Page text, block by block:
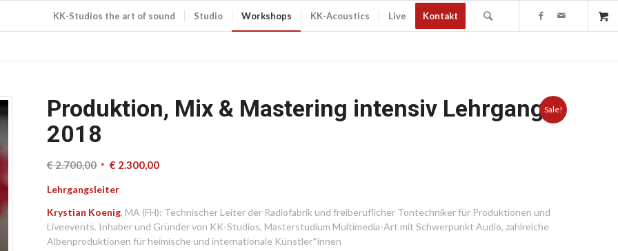
KK-Studios the art of sound Studio Workshops KK-Acoustics Live Kontakt
Sale!
Produktion, Mix & Mastering intensiv Lehrgang
2018
€2.700,00 € 2.300,00
Lehrgangsleiter
Krystian Koenig, MA (FH): Technischer Leiter der Radiofabrik und freiberuflicher Tontechniker für Produktionen und
Liveevents. Inhaber und Gründer von KK-Studios, Masterstudium Multimedia-Art mit Schwerpunkt Audio, zahlreiche
Albenproduktionen für heimische und internationale Künstler*innen